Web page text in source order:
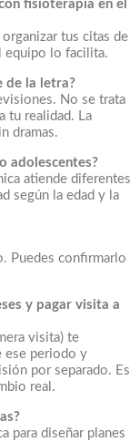
fisioterapia en el
tus citas de
equipo lo facilita.
de la letra?
No se trata
tu realidad. La
dramas.
adolescentes?
atiende diferentes
según la edad y la
Puedes confirmarlo
y pagar visita a
visita) te
ese periodo y
por separado. Es
real.
para diseñar planes